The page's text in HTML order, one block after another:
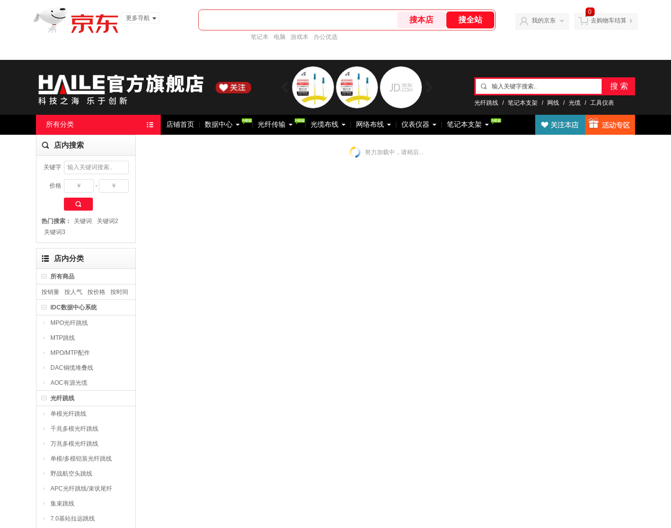
更多导航
笔记本 电脑 游戏本 办公优选
我的京东
0
去购物车结算
搜 索
光纤跳线 / 笔记本支架 / 网线 / 光缆 / 工具仪表
所有分类 店铺首页 数据中心 光纤传输 光缆布线 网络布线 仪表仪器 笔记本支架
店内搜索
关键字
价格 -
热门搜索： 关键词
关键词2
关键词3
店内分类
所有商品
按销量 按人气 按价格 按时间
IDC数据中心系统
MPO光纤跳线
MTP跳线
MPO/MTP配件
DAC铜缆堆叠线
AOC有源光缆
光纤跳线
单模光纤跳线
千兆多模光纤跳线
万兆多模光纤跳线
单模/多模铠装光纤跳线
野战航空头跳线
APC光纤跳线/束状尾纤
集束跳线
7.0基站拉远跳线
努力加载中，请稍后...